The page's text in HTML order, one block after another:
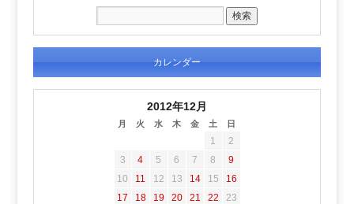
カレンダー
2012年12月
月 火 水 木 金 土 日
1
2
3
4 5 6 7 8
9
10
11 12 13 14 15
16
17
18 19 20 21 22
23